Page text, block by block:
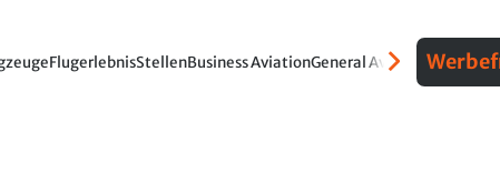
FlugerlebnisStellenBusiness AviationGeneral Aviation